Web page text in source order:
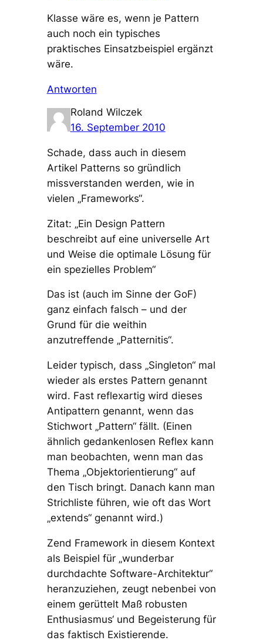
Klasse wäre es, wenn je Pattern
auch noch ein typisches
praktisches Einsatzbeispiel ergänzt
wäre.
Antworten
Roland Wilczek
16. September 2010
Schade, dass auch in diesem
Artikel Patterns so gründlich
missverstanden werden, wie in
vielen „Frameworks“.
Zitat: „Ein Design Pattern
beschreibt auf eine universelle Art
und Weise die optimale Lösung für
ein spezielles Problem“
Das ist (auch im Sinne der GoF)
ganz einfach falsch – und der
Grund für die weithin
anzutreffende „Patternitis“.
Leider typisch, dass „Singleton“ mal
wieder als erstes Pattern genannt
wird. Fast reflexartig wird dieses
Antipattern genannt, wenn das
Stichwort „Pattern“ fällt. (Einen
ähnlich gedankenlosen Reflex kann
man beobachten, wenn man das
Thema „Objektorientierung“ auf
den Tisch bringt. Danach kann man
Strichliste führen, wie oft das Wort
„extends“ genannt wird.)
Zend Framework in diesem Kontext
als Beispiel für „wunderbar
durchdachte Software-Architektur“
heranzuziehen, zeugt nebenbei von
einem gerüttelt Maß robusten
Enthusiasmus‘ und Begeisterung für
das faktisch Existierende.